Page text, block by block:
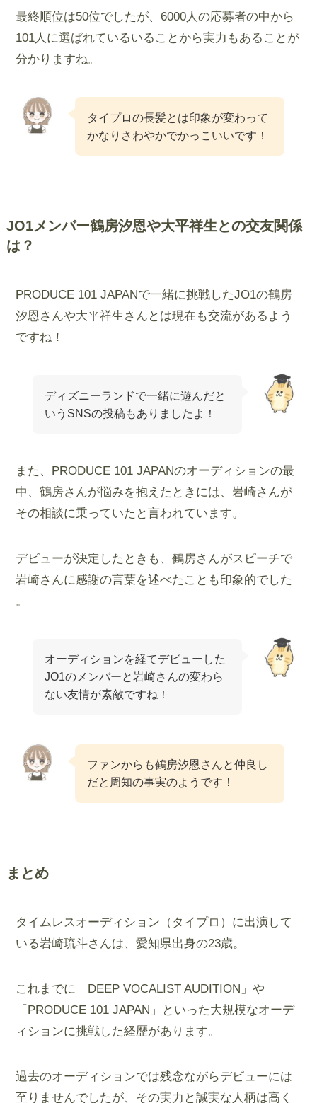
最終順位は50位でしたが、6000人の応募者の中から
101人に選ばれているいることから実力もあることが
分かりますね。
タイプロの長髪とは印象が変わって
かなりさわやかでかっこいいです！
JO1メンバー鶴房汐恩や大平祥生との交友関係
は？
PRODUCE 101 JAPANで一緒に挑戦したJO1の鶴房
汐恩さんや大平祥生さんとは現在も交流があるよう
ですね！
ディズニーランドで一緒に遊んだと
いうSNSの投稿もありましたよ！
また、PRODUCE 101 JAPANのオーディションの最
中、鶴房さんが悩みを抱えたときには、岩崎さんが
その相談に乗っていたと言われています。
デビューが決定したときも、鶴房さんがスピーチで
岩崎さんに感謝の言葉を述べたことも印象的でした​​
。
オーディションを経てデビューした
JO1のメンバーと岩崎さんの変わら
ない友情が素敵ですね！
ファンからも鶴房汐恩さんと仲良し
だと周知の事実のようです！
まとめ
タイムレスオーディション（タイプロ）に出演して
いる岩崎琉斗さんは、愛知県出身の23歳。
これまでに「DEEP VOCALIST AUDITION」や
「PRODUCE 101 JAPAN」といった大規模なオーデ
ィションに挑戦した経歴があります。
過去のオーディションでは残念ながらデビューには
至りませんでしたが、その実力と誠実な人柄は高く